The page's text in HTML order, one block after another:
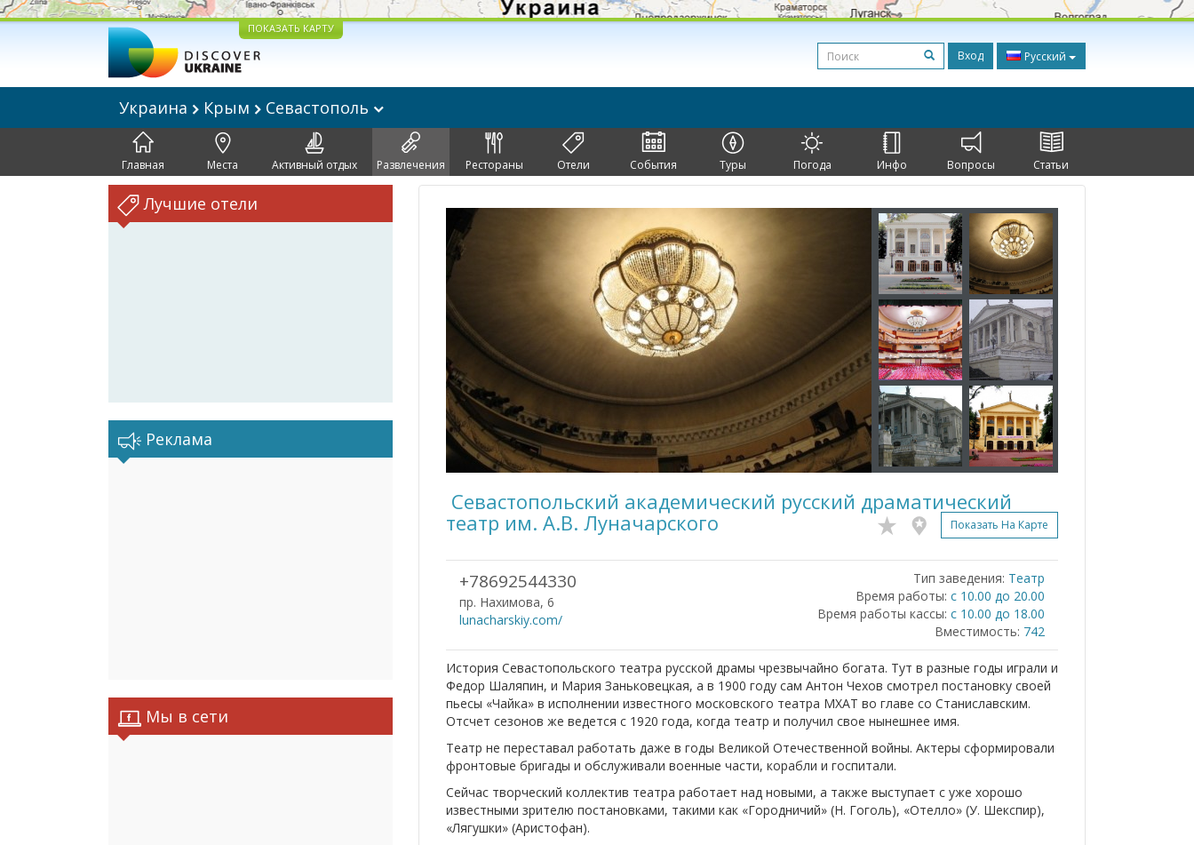
ПОКАЗАТЬ КАРТУ
Вход Русский
Украина Крым Севастополь
Главная Места Активный отдых Развлечения Рестораны Отели События Туры Погода Инфо Вопросы Статьи
Лучшие отели
Реклама
Мы в сети
Севастопольский академический русский драматический
театр им. А.В. Луначарского
Показать На Карте
+78692544330
пр. Нахимова, 6
lunacharskiy.com/
Тип заведения: Театр
Время работы: с 10.00 до 20.00
Время работы кассы: с 10.00 до 18.00
Вместимость: 742
История Севастопольского театра русской драмы чрезвычайно богата. Тут в разные годы играли и
Федор Шаляпин, и Мария Заньковецкая, а в 1900 году сам Антон Чехов смотрел постановку своей
пьесы «Чайка» в исполнении известного московского театра МХАТ во главе со Станиславским.
Отсчет сезонов же ведется с 1920 года, когда театр и получил свое нынешнее имя.
Театр не переставал работать даже в годы Великой Отечественной войны. Актеры сформировали
фронтовые бригады и обслуживали военные части, корабли и госпитали.
Сейчас творческий коллектив театра работает над новыми, а также выступает с уже хорошо
известными зрителю постановками, такими как «Городничий» (Н. Гоголь), «Отелло» (У. Шекспир),
«Лягушки» (Аристофан).